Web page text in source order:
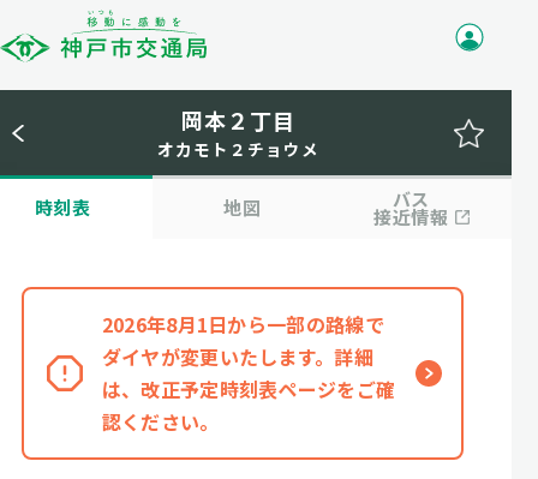
岡本２丁目
オカモト２チョウメ
時刻表 地図 バス
接近情報
2026年8月1日から一部の路線で
ダイヤが変更いたします。詳細
は、改正予定時刻表ページをご確
認ください。